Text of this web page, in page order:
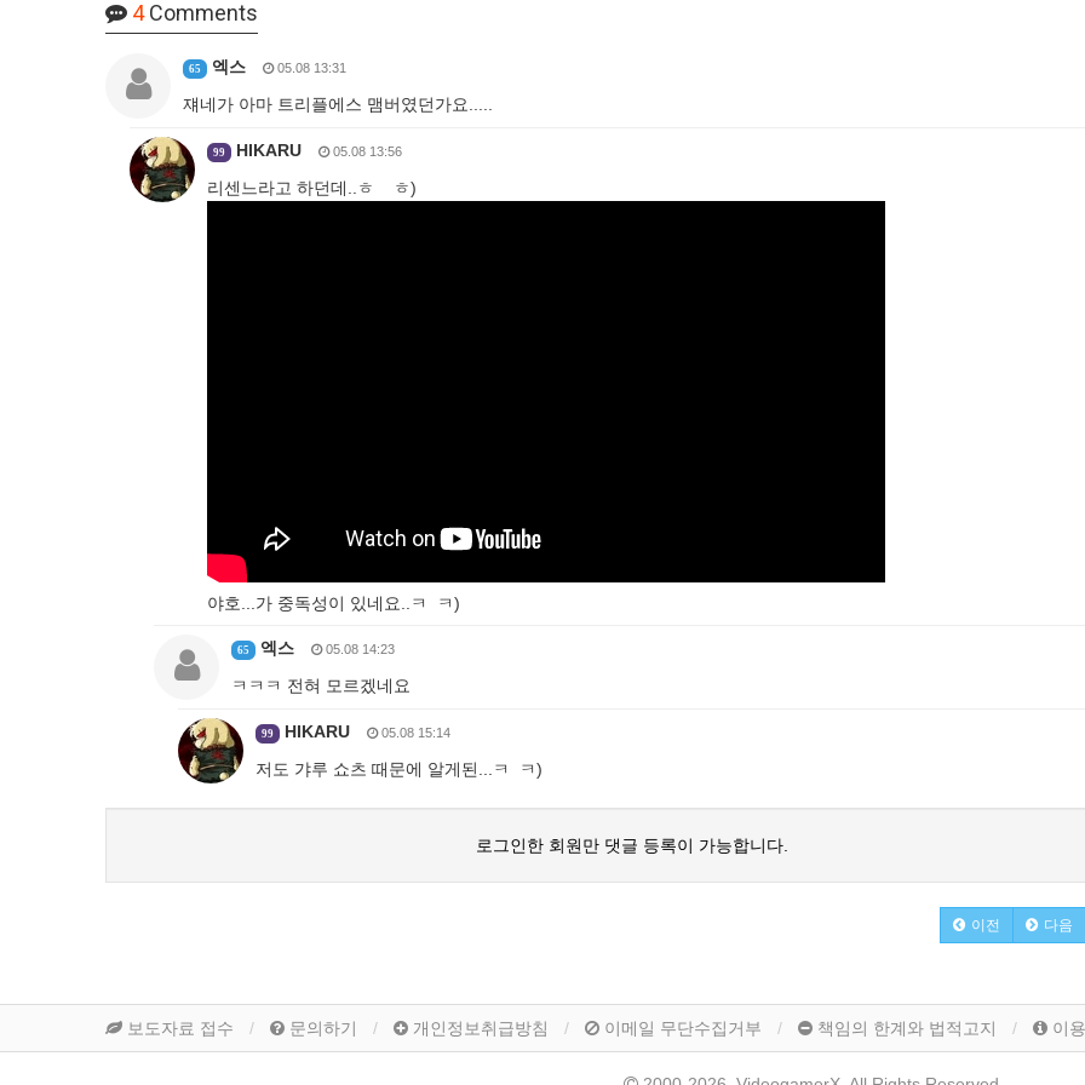
4Comments
65 엑스 05.08 13:31
쟤네가 아마 트리플에스 맴버였던가요.....
99 HIKARU 05.08 13:56
리센느라고 하던데..ㅎ ㅎ)
야호...가 중독성이 있네요..ㅋ ㅋ)
65 엑스 05.08 14:23
ㅋㅋㅋ 전혀 모르겠네요
99 HIKARU 05.08 15:14
저도 갸루 쇼츠 때문에 알게된...ㅋ ㅋ)
로그인한 회원만 댓글 등록이 가능합니다.
이전 다음
보도자료 접수 문의하기 개인정보취급방침 이메일 무단수집거부 책임의 한계와 법적고지 이